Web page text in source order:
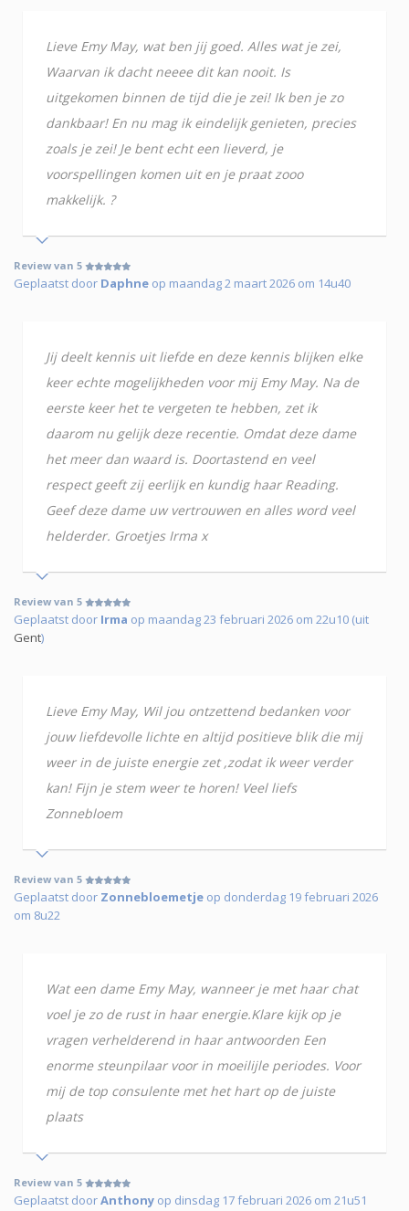
Lieve Emy May, wat ben jij goed. Alles wat je zei,
Waarvan ik dacht neeee dit kan nooit. Is
uitgekomen binnen de tijd die je zei! Ik ben je zo
dankbaar! En nu mag ik eindelijk genieten, precies
zoals je zei! Je bent echt een lieverd, je
voorspellingen komen uit en je praat zooo
makkelijk. ?
Review van 5
Geplaatst door Daphne op maandag 2 maart 2026 om 14u40
Jij deelt kennis uit liefde en deze kennis blijken elke
keer echte mogelijkheden voor mij Emy May. Na de
eerste keer het te vergeten te hebben, zet ik
daarom nu gelijk deze recentie. Omdat deze dame
het meer dan waard is. Doortastend en veel
respect geeft zij eerlijk en kundig haar Reading.
Geef deze dame uw vertrouwen en alles word veel
helderder. Groetjes Irma x
Review van 5
Geplaatst door Irma op maandag 23 februari 2026 om 22u10 (uit
Gent)
Lieve Emy May, Wil jou ontzettend bedanken voor
jouw liefdevolle lichte en altijd positieve blik die mij
weer in de juiste energie zet ,zodat ik weer verder
kan! Fijn je stem weer te horen! Veel liefs
Zonnebloem
Review van 5
Geplaatst door Zonnebloemetje op donderdag 19 februari 2026
om 8u22
Wat een dame Emy May, wanneer je met haar chat
voel je zo de rust in haar energie.Klare kijk op je
vragen verhelderend in haar antwoorden Een
enorme steunpilaar voor in moeilijle periodes. Voor
mij de top consulente met het hart op de juiste
plaats
Review van 5
Geplaatst doorAnthony op dinsdag 17 februari 2026 om 21u51